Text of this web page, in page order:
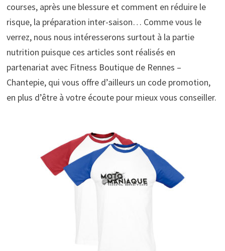
courses, après une blessure et comment en réduire le
risque, la préparation inter-saison… Comme vous le
verrez, nous nous intéresserons surtout à la partie
nutrition puisque ces articles sont réalisés en
partenariat avec Fitness Boutique de Rennes –
Chantepie, qui vous offre d’ailleurs un code promotion,
en plus d’être à votre écoute pour mieux vous conseiller.